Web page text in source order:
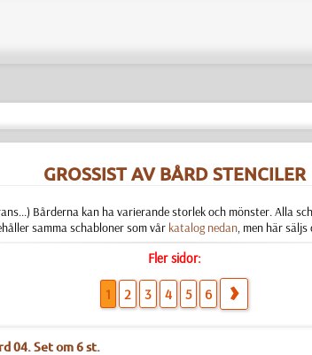
GROSSIST AV BÅRD STENCILER
Bårderna kan ha varierande storlek och mönster. Alla
samma schabloner som vår katalog nedan, men här säljs
Fler sidor:
1 2 3 4 5 6
04. Set om 6 st.